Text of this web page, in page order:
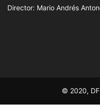
Director: Mario Andrés
© 2020, DF